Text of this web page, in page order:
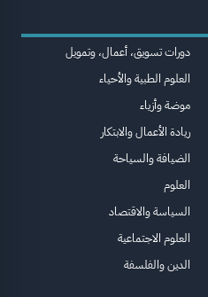
دورات تسويق، أعمال، وتمويل
العلوم الطبية والأحياء
موضة وأزياء
ريادة الأعمال والابتكار
الضيافة والسياحة
العلوم
السياسة والاقتصاد
العلوم الاجتماعية
الدين والفلسفة